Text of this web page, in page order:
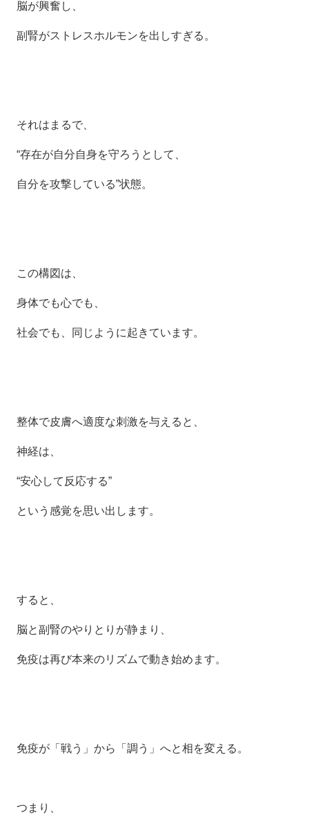
脳が興奮し、
副腎がストレスホルモンを出しすぎる。
それはまるで、
“存在が自分自身を守ろうとして、
自分を攻撃している”状態。
この構図は、
身体でも心でも、
社会でも、同じように起きています。
整体で皮膚へ適度な刺激を与えると、
神経は、
“安心して反応する”
という感覚を思い出します。
すると、
脳と副腎のやりとりが静まり、
免疫は再び本来のリズムで動き始めます。
免疫が「戦う」から「調う」へと相を変える。
つまり、